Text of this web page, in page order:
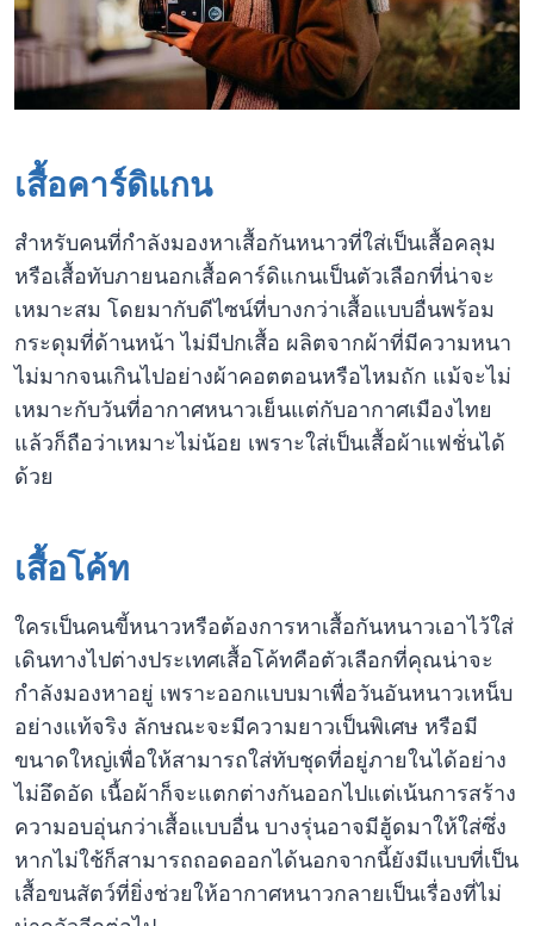
เสื้อคาร์ดิแกน
สำหรับคนที่กำลังมองหาเสื้อกันหนาวที่ใส่เป็นเสื้อคลุม
หรือเสื้อทับภายนอกเสื้อคาร์ดิแกนเป็นตัวเลือกที่น่าจะ
เหมาะสม โดยมากับดีไซน์ที่บางกว่าเสื้อแบบอื่นพร้อม
กระดุมที่ด้านหน้า ไม่มีปกเสื้อ ผลิตจากผ้าที่มีความหนา
ไม่มากจนเกินไปอย่างผ้าคอตตอนหรือไหมถัก แม้จะไม่
เหมาะกับวันที่อากาศหนาวเย็นแต่กับอากาศเมืองไทย
แล้วก็ถือว่าเหมาะไม่น้อย เพราะใส่เป็นเสื้อผ้าแฟชั่นได้
ด้วย
เสื้อโค้ท
ใครเป็นคนขี้หนาวหรือต้องการหาเสื้อกันหนาวเอาไว้ใส่
เดินทางไปต่างประเทศเสื้อโค้ทคือตัวเลือกที่คุณน่าจะ
กำลังมองหาอยู่ เพราะออกแบบมาเพื่อวันอันหนาวเหน็บ
อย่างแท้จริง ลักษณะจะมีความยาวเป็นพิเศษ หรือมี
ขนาดใหญ่เพื่อให้สามารถใส่ทับชุดที่อยู่ภายในได้อย่าง
ไม่อึดอัด เนื้อผ้าก็จะแตกต่างกันออกไปแต่เน้นการสร้าง
ความอบอุ่นกว่าเสื้อแบบอื่น บางรุ่นอาจมีฮู้ดมาให้ใส่ซึ่ง
หากไม่ใช้ก็สามารถถอดออกได้นอกจากนี้ยังมีแบบที่เป็น
เสื้อขนสัตว์ที่ยิ่งช่วยให้อากาศหนาวกลายเป็นเรื่องที่ไม่